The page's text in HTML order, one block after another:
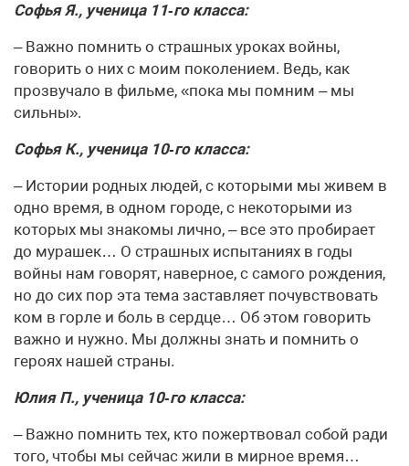
Софья Я., ученица 11‑го класса:
– Важно помнить о страшных уроках войны,
говорить о них с моим поколением. Ведь, как
прозвучало в фильме, «пока мы помним – мы
сильны».
Софья К., ученица 10‑го класса:
– Истории родных людей, с которыми мы живем в
одно время, в одном городе, с некоторыми из
которых мы знакомы лично, – все это пробирает
до мурашек… О страшных испытаниях в годы
войны нам говорят, наверное, с самого рождения,
но до сих пор эта тема заставляет почувствовать
ком в горле и боль в сердце… Об этом говорить
важно и нужно. Мы должны знать и помнить о
героях нашей страны.
Юлия П., ученица 10‑го класса:
– Важно помнить тех, кто пожертвовал собой ради
того, чтобы мы сейчас жили в мирное время…